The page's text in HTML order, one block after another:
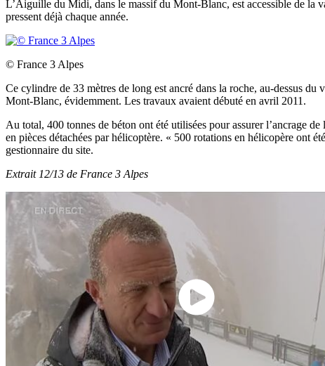
L’Aiguille du Midi, dans le massif du Mont-Blanc, est accessible de la
pressent déjà chaque année.
© France 3 Alpes
Ce cylindre de 33 mètres de long est ancré dans la roche, au-dessus
Mont-Blanc, évidemment. Les travaux avaient débuté en avril 2011.
Au total, 400 tonnes de béton ont été utilisées pour assurer l’ancrage
en pièces détachées par hélicoptère. « 500 rotations en hélicopère ont
gestionnaire du site.
Extrait 12/13 de France 3 Alpes